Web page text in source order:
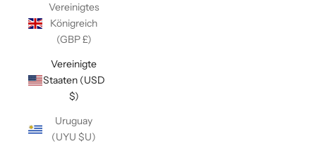
Vereinigtes
Königreich
(GBP £)
Vereinigte
Staaten (USD
$)
Uruguay
(UYU $U)